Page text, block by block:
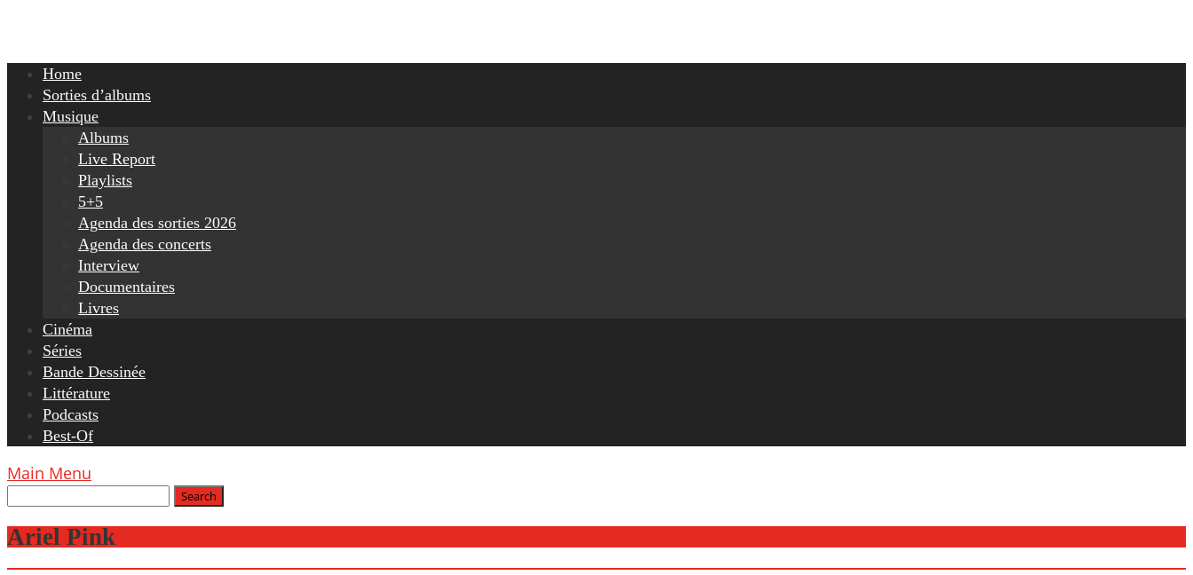
Home
Sorties d’albums
Musique
Albums
Live Report
Playlists
5+5
Agenda des sorties 2026
Agenda des concerts
Interview
Documentaires
Livres
Cinéma
Séries
Bande Dessinée
Littérature
Podcasts
Best-Of
Main Menu
Ariel Pink